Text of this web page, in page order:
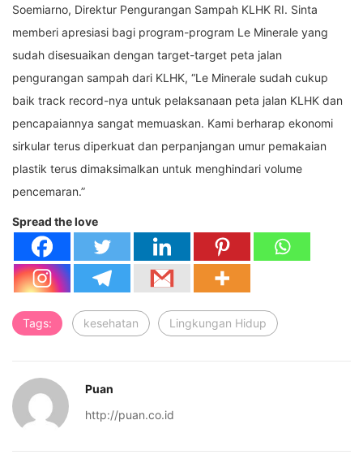
Soemiarno, Direktur Pengurangan Sampah KLHK RI. Sinta
memberi apresiasi bagi program-program Le Minerale yang
sudah disesuaikan dengan target-target peta jalan
pengurangan sampah dari KLHK, “Le Minerale sudah cukup
baik track record-nya untuk pelaksanaan peta jalan KLHK dan
pencapaiannya sangat memuaskan. Kami berharap ekonomi
sirkular terus diperkuat dan perpanjangan umur pemakaian
plastik terus dimaksimalkan untuk menghindari volume
pencemaran.”
Spread the love
Tags: kesehatan Lingkungan Hidup
Puan
http://puan.co.id